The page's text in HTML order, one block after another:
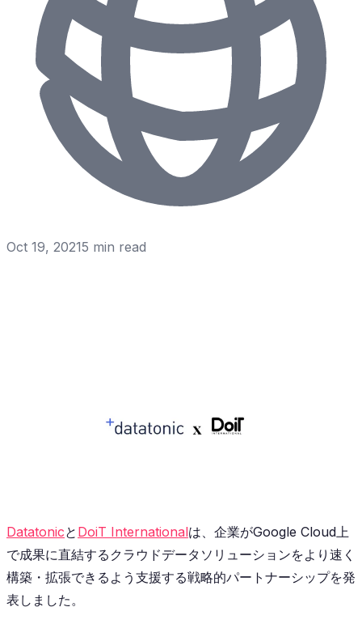
Oct 19, 20215 min read
Datatonicと DoiT Internationalは、企業がGoogle Cloud上
で成果に直結するクラウドデータソリューションをより速く
構築・拡張できるよう支援する戦略的パートナーシップを発
表しました。